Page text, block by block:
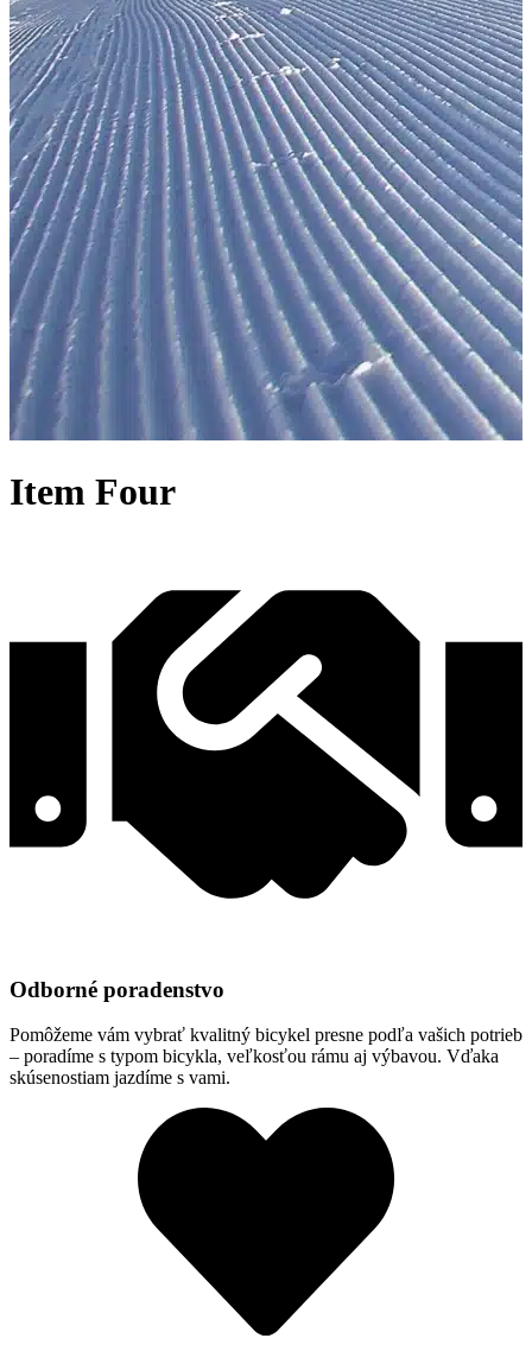
Item Four
Odborné poradenstvo
Pomôžeme vám vybrať kvalitný bicykel presne podľa vašich potrieb
– poradíme s typom bicykla, veľkosťou rámu aj výbavou. Vďaka
skúsenostiam jazdíme s vami.